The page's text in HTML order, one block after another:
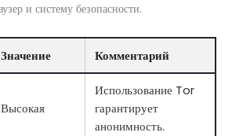
и систему безопасности.
Значение Комментарий
Высокая
Использование Tor
гарантирует
анонимность.